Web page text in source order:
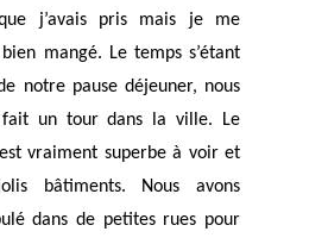
j’avais pris mais je me
mangé. Le temps s’étant
notre pause déjeuner, nous
fait un tour dans la ville. Le
vraiment superbe à voir et
bâtiments. Nous avons
dans de petites rues pour